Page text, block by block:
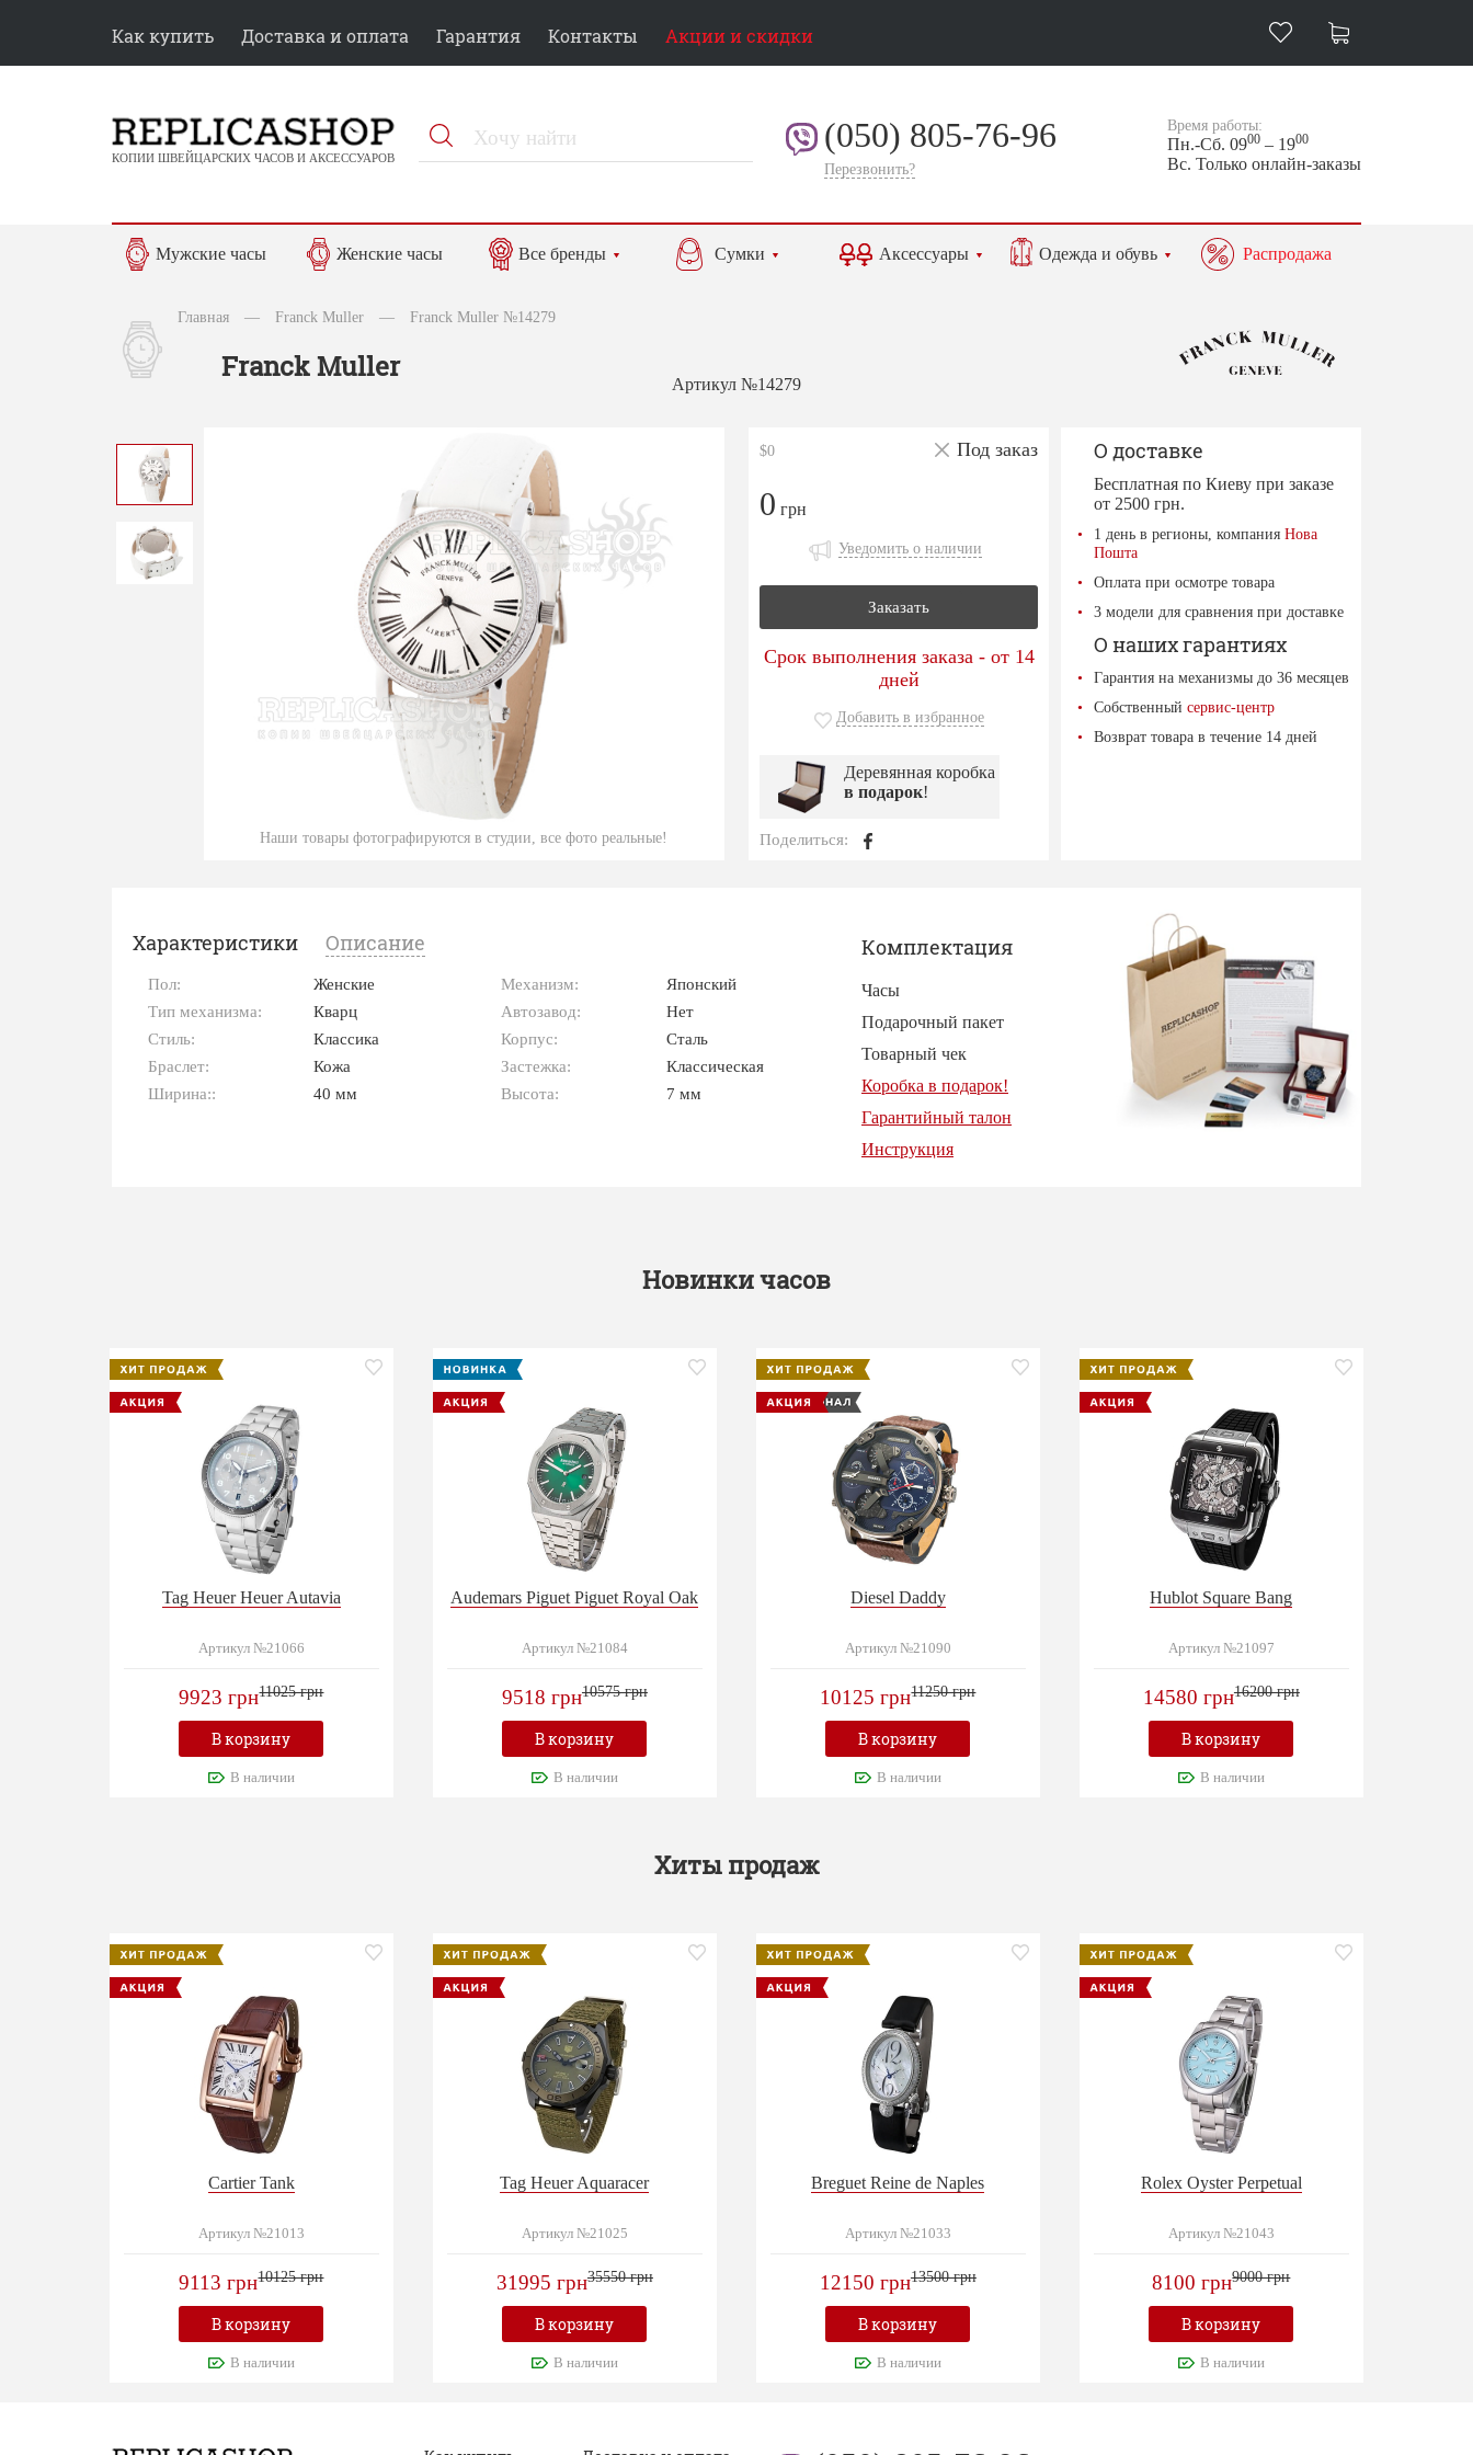
Как купить Доставка и оплата Гарантия Контакты Акции и скидки
КОПИИ ШВЕЙЦАРСКИХ ЧАСОВ И АКСЕССУАРОВ
(050) 805-76-96
Перезвонить?
Время работы:
Пн.-Сб. 0900 – 1900
Вс. Только онлайн-заказы
Мужские часы Женские часы Все бренды Сумки Аксессуары Одежда и обувь Распродажа
Главная — Franck Muller — Franck Muller №14279
Franck Muller
Артикул №14279
Наши товары фотографируются в студии, все фото реальные!
$0 Под заказ
0 грн
Уведомить о наличии
Заказать
Срок выполнения заказа - от 14
дней
Добавить в избранное
Деревянная коробка
в подарок!
Поделиться:
О доставке
Бесплатная по Киеву при заказе
от 2500 грн.
1 день в регионы, компанияНова
Пошта
Оплата при осмотре товара
3 модели для сравнения при доставке
О наших гарантиях
Гарантия на механизмы до 36 месяцев
Собственныйсервис-центр
Возврат товара в течение 14 дней
Характеристики Описание
Пол: Женские Механизм:
Японский
Тип механизма:
Кварц Автозавод:
Нет
Стиль:
Классика Корпус:
Сталь
Браслет:
Кожа Застежка:
Классическая
Ширина::
40 мм Высота: 7 мм
Комплектация
Часы
Подарочный пакет
Товарный чек
Коробка в подарок!
Гарантийный талон
Инструкция
Новинки часов
Tag Heuer Heuer Autavia
Артикул №21066
9923 грн11025 грн
В корзину
В наличии
Audemars Piguet Piguet Royal Oak
Артикул №21084
9518 грн10575 грн
В корзину
В наличии
Diesel Daddy
Артикул №21090
10125 грн11250 грн
В корзину
В наличии
Hublot Square Bang
Артикул №21097
14580 грн16200 грн
В корзину
В наличии
Хиты продаж
Cartier Tank
Артикул №21013
9113 грн10125 грн
В корзину
В наличии
Tag Heuer Aquaracer
Артикул №21025
31995 грн35550 грн
В корзину
В наличии
Breguet Reine de Naples
Артикул №21033
12150 грн13500 грн
В корзину
В наличии
Rolex Oyster Perpetual
Артикул №21043
8100 грн9000 грн
В корзину
В наличии